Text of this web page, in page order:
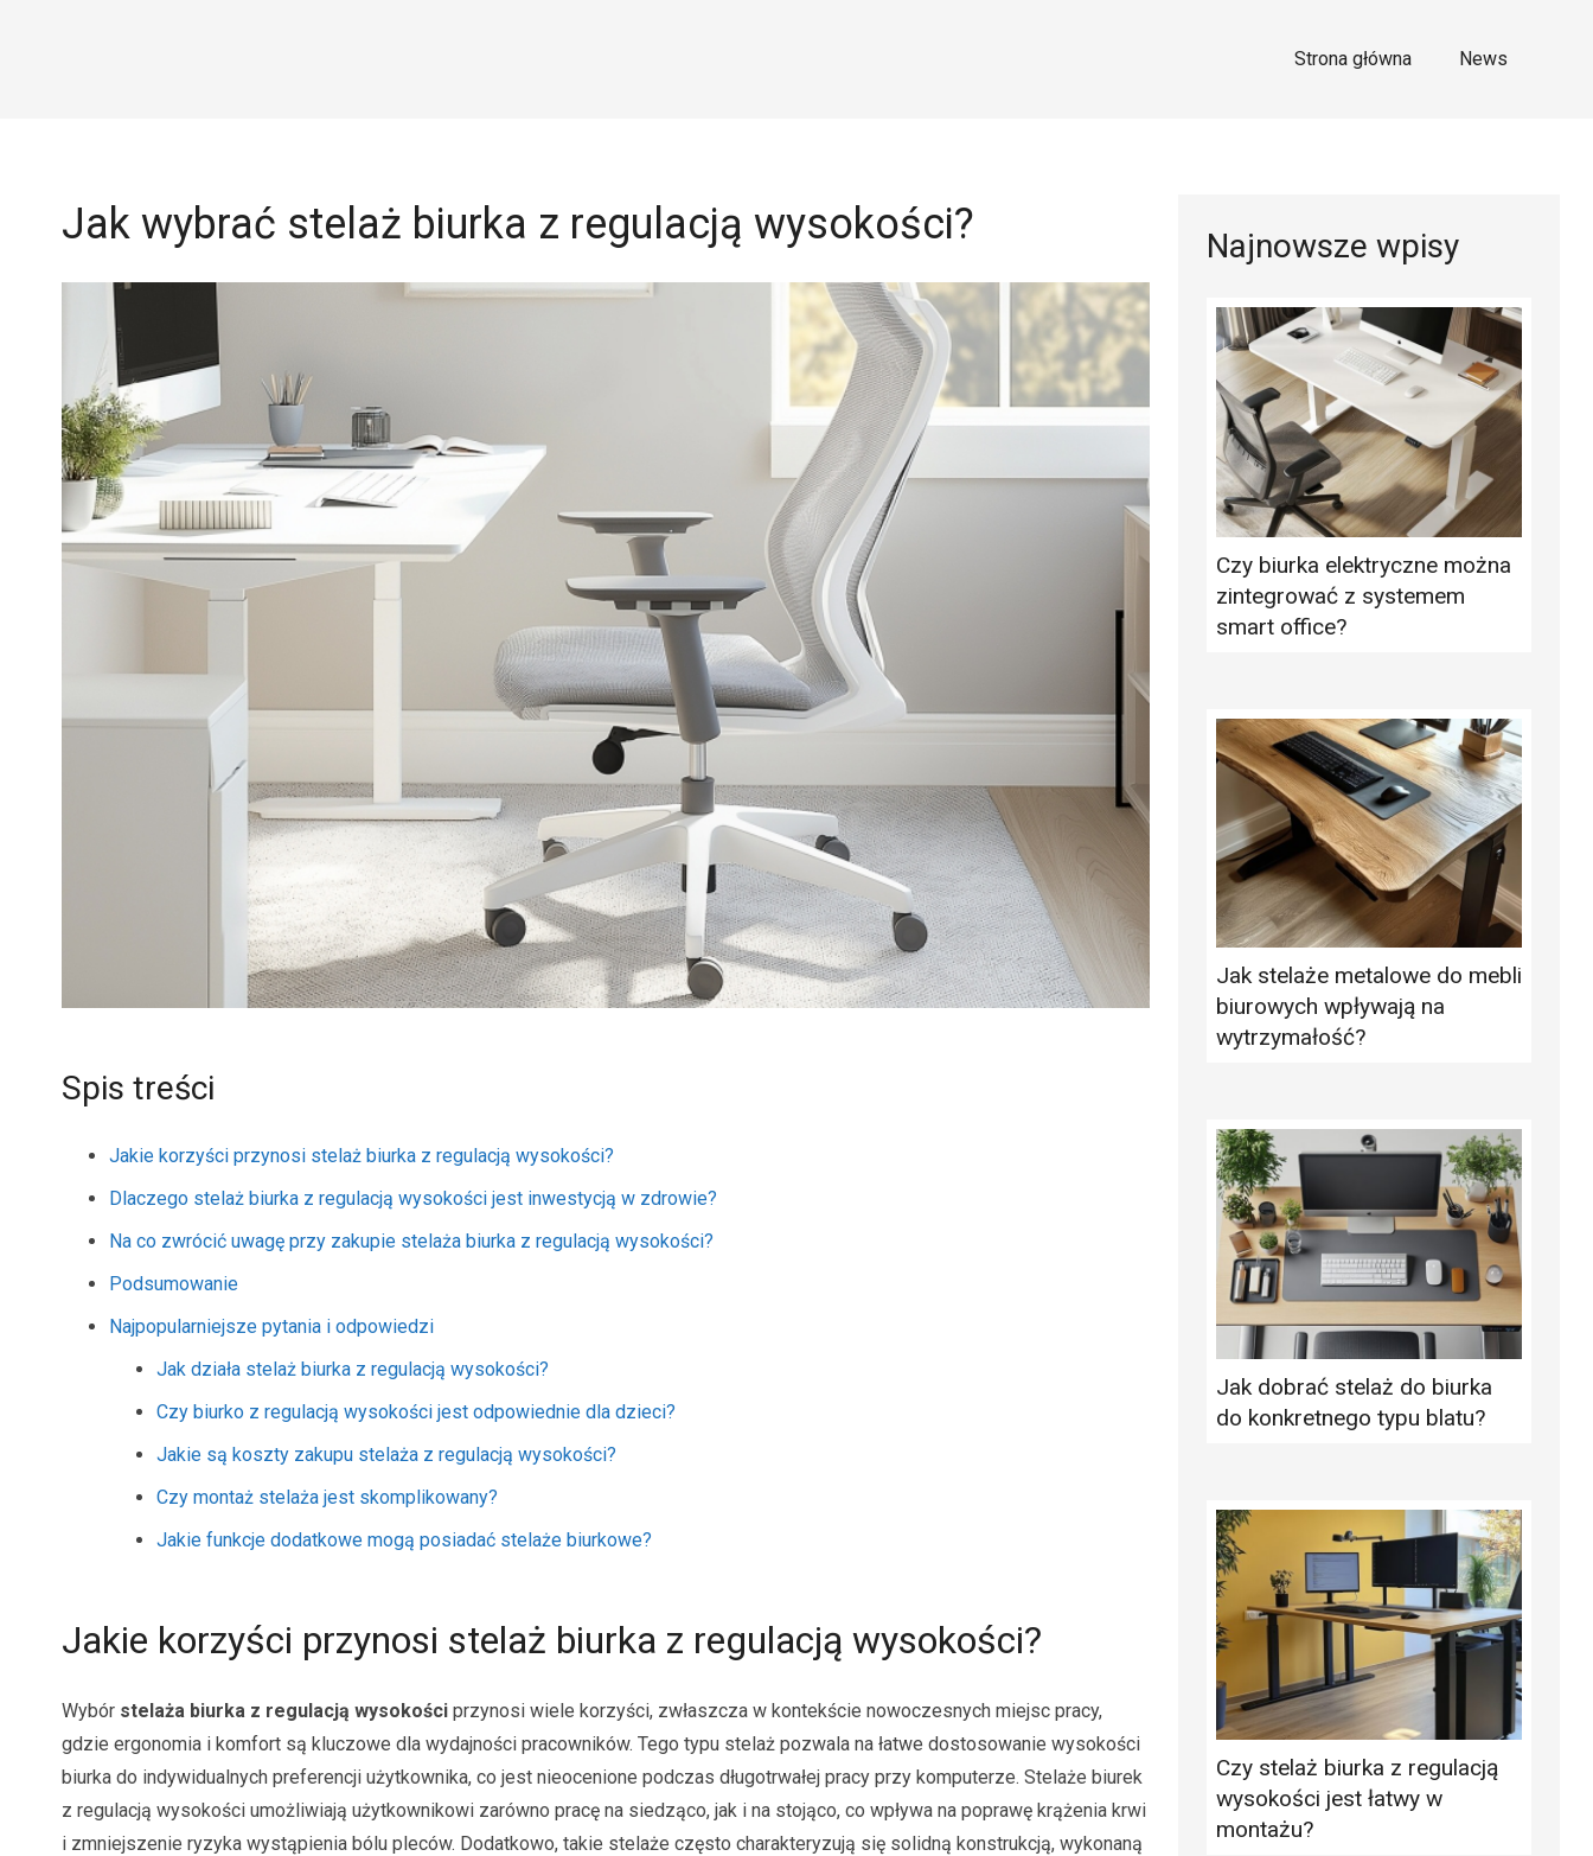
Strona główna News
Jak wybrać stelaż biurka z regulacją wysokości?
Spis treści
Jakie korzyści przynosi stelaż biurka z regulacją wysokości?
Dlaczego stelaż biurka z regulacją wysokości jest inwestycją w zdrowie?
Na co zwrócić uwagę przy zakupie stelaża biurka z regulacją wysokości?
Podsumowanie
Najpopularniejsze pytania i odpowiedzi
Jak działa stelaż biurka z regulacją wysokości?
Czy biurko z regulacją wysokości jest odpowiednie dla dzieci?
Jakie są koszty zakupu stelaża z regulacją wysokości?
Czy montaż stelaża jest skomplikowany?
Jakie funkcje dodatkowe mogą posiadać stelaże biurkowe?
Jakie korzyści przynosi stelaż biurka z regulacją wysokości?
Wybór stelaża biurka z regulacją wysokości przynosi wiele korzyści, zwłaszcza w kontekście nowoczesnych miejsc pracy,
gdzie ergonomia i komfort są kluczowe dla wydajności pracowników. Tego typu stelaż pozwala na łatwe dostosowanie wysokości
biurka do indywidualnych preferencji użytkownika, co jest nieocenione podczas długotrwałej pracy przy komputerze. Stelaże biurek
z regulacją wysokości umożliwiają użytkownikowi zarówno pracę na siedząco, jak i na stojąco, co wpływa na poprawę krążenia krwi
i zmniejszenie ryzyka wystąpienia bólu pleców. Dodatkowo, takie stelaże często charakteryzują się solidną konstrukcją, wykonaną
Najnowsze wpisy
Czy biurka elektryczne można
zintegrować z systemem
smart office?
Jak stelaże metalowe do mebli
biurowych wpływają na
wytrzymałość?
Jak dobrać stelaż do biurka
do konkretnego typu blatu?
Czy stelaż biurka z regulacją
wysokości jest łatwy w
montażu?